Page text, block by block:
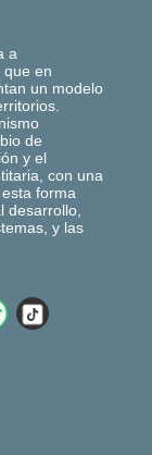
a
que en
un modelo
de
y el
con una
forma
desarrollo,
y las